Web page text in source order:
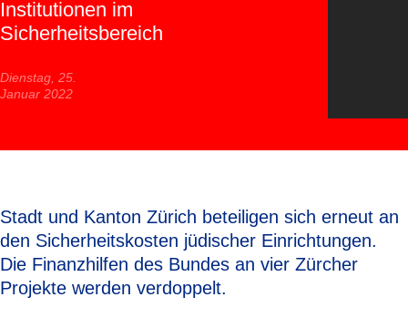
Institutionen im
Sicherheitsbereich
Dienstag, 25.
Januar 2022
Stadt und Kanton Zürich beteiligen sich erneut an
den Sicherheitskosten jüdischer Einrichtungen.
Die Finanzhilfen des Bundes an vier Zürcher
Projekte werden verdoppelt.